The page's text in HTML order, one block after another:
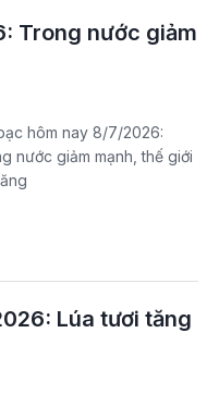
Trong nước giảm
hôm nay 8/7/2026:
nước giảm mạnh, thế giới
Lúa tươi tăng